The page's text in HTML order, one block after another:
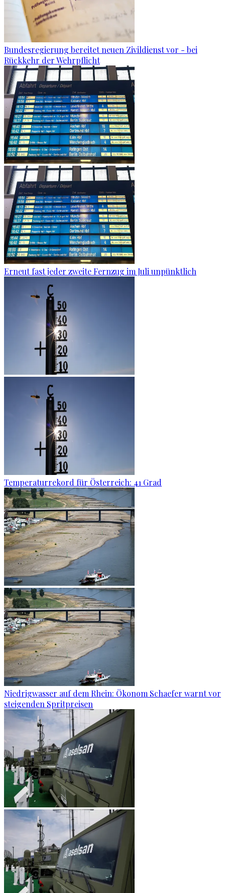
Bundesregierung bereitet neuen Zivildienst vor - bei
Rückkehr der Wehrpflicht
Erneut fast jeder zweite Fernzug im Juli unpünktlich
Temperaturrekord für Österreich: 41 Grad
Niedrigwasser auf dem Rhein: Ökonom Schaefer warnt vor
steigenden Spritpreisen